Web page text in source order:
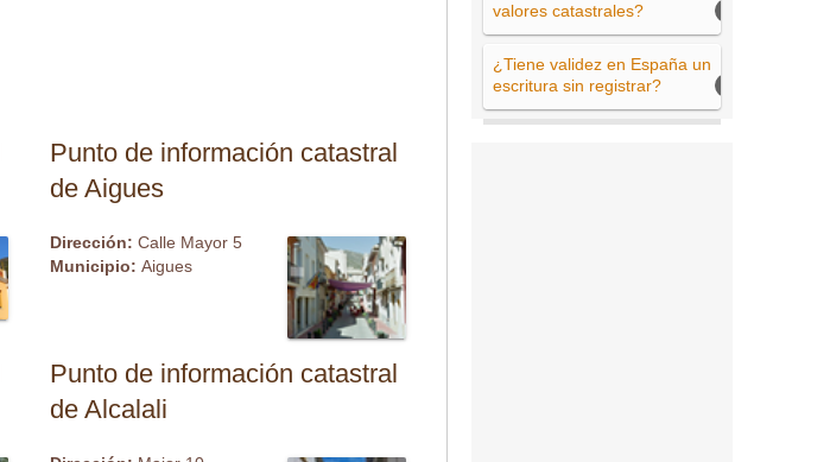
Punto de información catastral
de Aigues
Dirección: Calle Mayor 5
Municipio: Aigues
Punto de información catastral
de Alcalali
valores catastrales?
¿Tiene validez en España un
escritura sin registrar?